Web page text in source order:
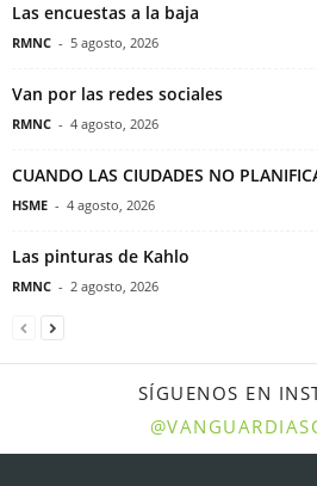
Las encuestas a la baja
RMNC - 5 agosto, 2026
Van por las redes sociales
RMNC - 4 agosto, 2026
CUANDO LAS CIUDADES NO
HSME - 4 agosto, 2026
Las pinturas de Kahlo
RMNC - 2 agosto, 2026
SÍGUENOS EN